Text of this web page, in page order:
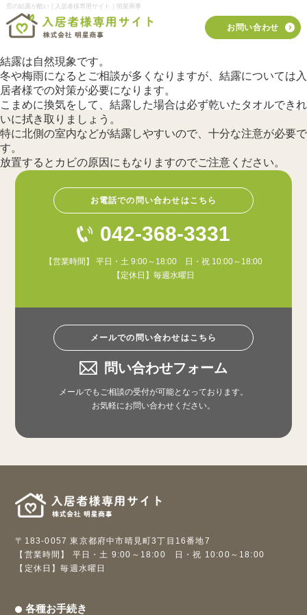
窓の結露が酷い | 入居者様専用サイト｜明星商事
お問い合わせ
結露は自然現象です。
冬や梅雨になるとご相談が多くなりますが、結露については入
居者様での対策が必要になります。
こまめに換気をして、結露した場合は必ず乾いたタオルできれ
いに拭き取りましょう。
特に北側の室内などが結露しやすいので、十分な注意が必要で
す。
放置するとカビの原因にもなりますのでご注意ください。
お電話での問い合わせはこちら
042-368-3331
【営業時間】 平日・土 9:00～18:00 日・祝 10:00～18:00
【定休日】毎週水曜日
メールでの問い合わせはこちら
問い合わせフォーム
メールでもご相談の受付が可能となっております。
お気軽にお問い合わせください。
〒183-0057 東京都府中市晴見町3丁目16番地7
【営業時間】 平日・土 9:00～18:00 日・祝 10:00～18:00
【定休日】毎週水曜日
各種お手続き